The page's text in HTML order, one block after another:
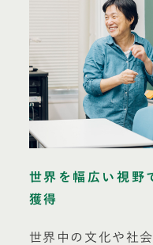
世界を幅広い視野
獲得
世界中の文化や社